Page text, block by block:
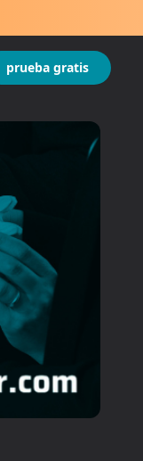
prueba gratis